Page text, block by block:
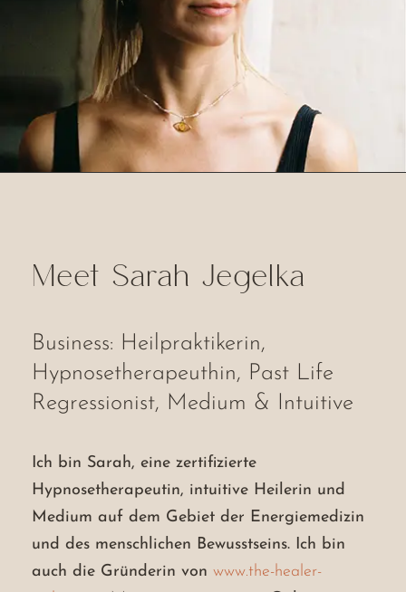
Meet Sarah Jegelka
Business: Heilpraktikerin,
Hypnosetherapeuthin, Past Life
Regressionist, Medium & Intuitive
Ich bin Sarah, eine zertifizierte
Hypnosetherapeutin, intuitive Heilerin und
Medium auf dem Gebiet der Energiemedizin
und des menschlichen Bewusstseins. Ich bin
auch die Gründerin von www.the-healer-